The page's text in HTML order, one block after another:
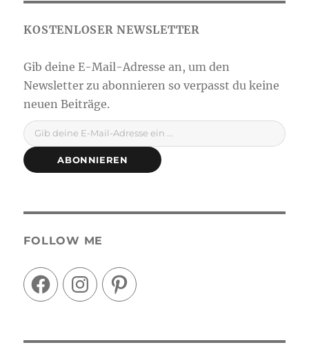
Gib deine E-Mail-Adresse ein ...
ABONNIEREN
FOLLOW ME
FacebookInstagramPinterest